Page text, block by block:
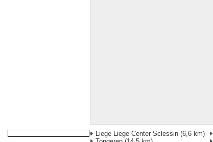
Liege Liege Center Sclessin (6,6 km)